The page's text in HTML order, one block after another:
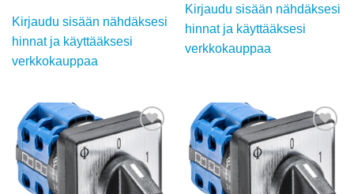
Kirjaudu sisään nähdäksesi
hinnat ja käyttääksesi
verkkokauppaa
Kirjaudu sisään nähdäksesi
hinnat ja käyttääksesi
verkkokauppaa
Add to
wishlist
Add to
wishlist